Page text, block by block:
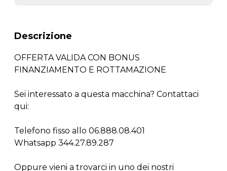
Descrizione
OFFERTA VALIDA CON BONUS
FINANZIAMENTO E ROTTAMAZIONE
Sei interessato a questa macchina? Contattaci
qui:
Telefono fisso allo 06.888.08.401
Whatsapp 344.27.89.287
Oppure vieni a trovarci in uno dei nostri